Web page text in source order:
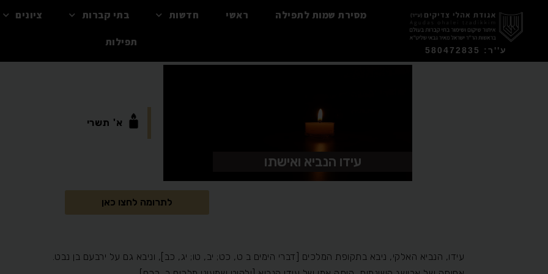
ע''ר: 580472835
מסירת שמות לתפילה ראשי חדשות בתי קברות ציונים
תפילות
עידו הנביא ואישתו
א' תשרי
לתרומה לחצו כאן
עידו, הנביא האלקי, ניבא בתקופת המלכים [דברי הימים ב ט, כט; יב, טו; יג, כב], וניבא גם על ירבעם בן נבט.